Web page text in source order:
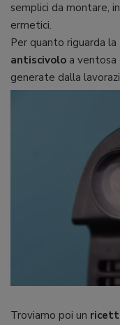
semplici da montare,
ermetici.
Per quanto riguarda la
antiscivolo a
generate dalla
Troviamo poi un